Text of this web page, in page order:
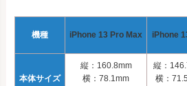
機種 iPhone 13 Pro Max iPhone
本体サイズ
縦：160.8mm
横：78.1mm
縦：
横：